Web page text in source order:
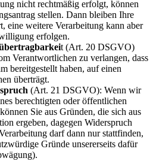
nicht rechtmäßig erfolgt, können
stellen. Dann bleiben Ihre
eine weitere Verarbeitung kann aber
erfolgen.
t (Art. 20 DSGVO)
Verantwortlichen zu verlangen, dass
bereitgestellt haben, auf einen
überträgt.
(Art. 21 DSGVO): Wenn wir
berechtigten oder öffentlichen
Sie aus Gründen, die sich aus
ergeben, dagegen Widerspruch
darf dann nur stattfinden,
Gründe unsererseits dafür